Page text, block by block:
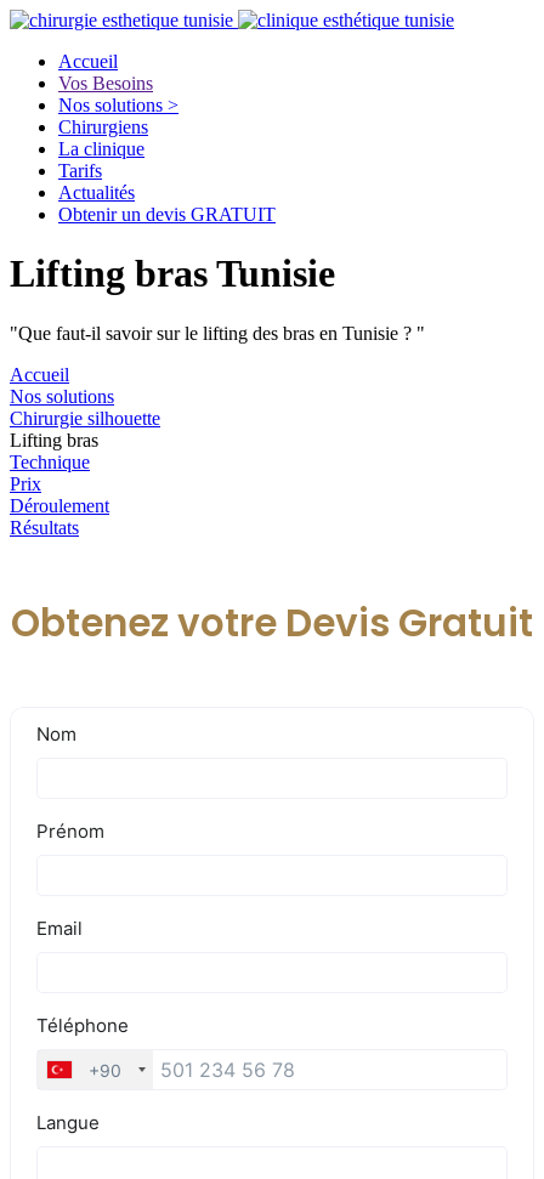
Accueil
Vos Besoins
Nos solutions >
Chirurgiens
La clinique
Tarifs
Actualités
Obtenir un devis GRATUIT
Lifting bras Tunisie
"Que faut-il savoir sur le lifting des bras en Tunisie ? "
Accueil
Nos solutions
Chirurgie silhouette
Lifting bras
Technique
Prix
Déroulement
Résultats
Obtenez votre Devis Gratuit